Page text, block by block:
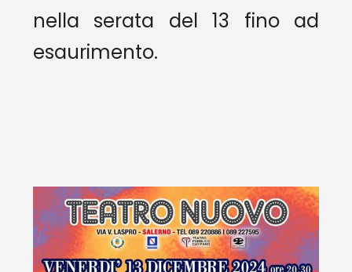
nella serata del 13 fino ad
esaurimento.